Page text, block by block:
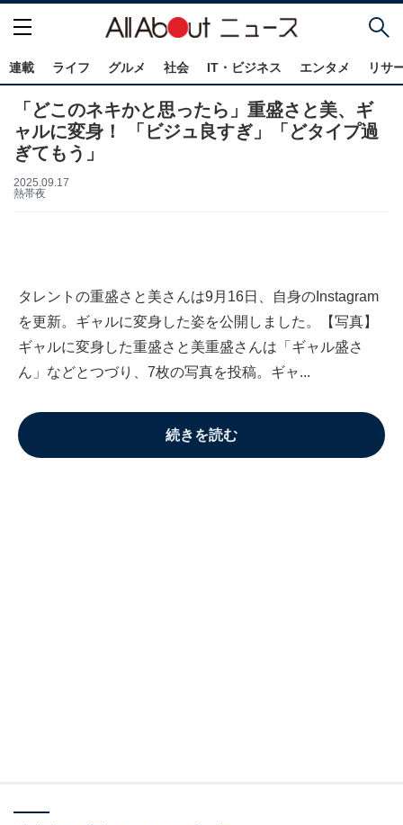
連載 ライフ グルメ 社会 IT・ビジネス エンタメ リサ
「どこのネキかと思ったら」重盛さと美、ギ
ャルに変身！ 「ビジュ良すぎ」「どタイプ過
ぎてもう」
2025.09.17
熱帯夜
タレントの重盛さと美さんは9月16日、自身のInstagram
を更新。ギャルに変身した姿を公開しました。【写真】
ギャルに変身した重盛さと美重盛さんは「ギャル盛さ
ん」などとつづり、7枚の写真を投稿。ギャ...
続きを読む